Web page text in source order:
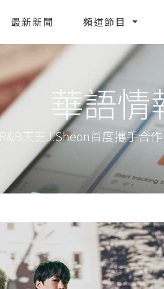
最新新聞 頻道節目
華語情
天王J.Sheon首度攜手合作